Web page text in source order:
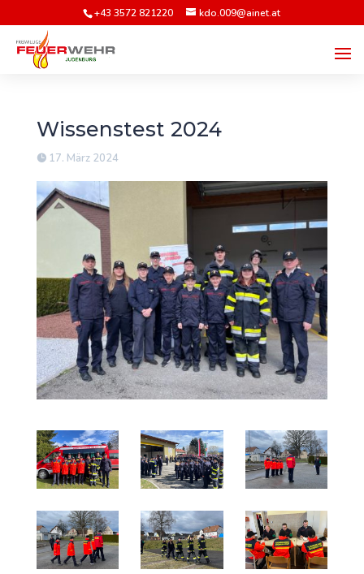
+43 3572 821220 kdo.009@ainet.at
Wissenstest 2024
17. März 2024